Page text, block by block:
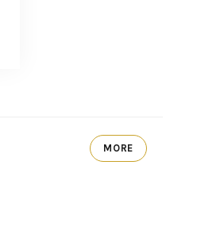
MORE